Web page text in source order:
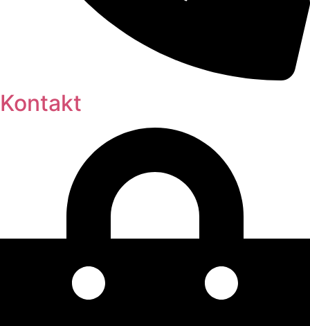
Kontakt